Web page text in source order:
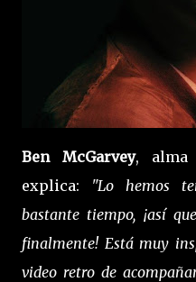
Ben McGarvey, alma
explica: "Lo hemos
bastante tiempo, ¡así
finalmente! Está muy
video retro de